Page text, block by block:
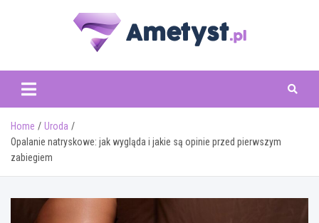
www.ametyst.pl
Home
Uroda
Opalanie natryskowe: jak wygląda i jakie są opinie przed pierwszym
zabiegiem